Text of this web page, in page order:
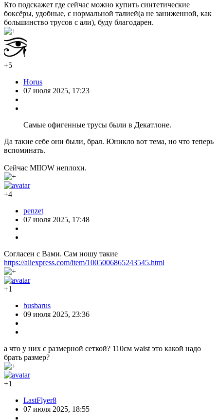
Кто подскажет где сейчас можно купить синтетические
боксёры, удобные, с нормальной талией(а не заниженной, как
большинство трусов с али), буду благодарен.
+5
Horus
07 июля 2025, 17:23
Самые офигенные трусы были в Декатлоне.
Да такие себе они были, брал. Юникло вот тема, но что теперь
вспоминать.
Сейчас MIIOW неплохи.
+4
penzet
07 июля 2025, 17:48
Согласен с Вами. Сам ношу такие
https://aliexpress.com/item/1005006865243545.html
+1
busbarus
09 июля 2025, 23:36
а что у них с размерной сеткой? 110см waist это какой надо
брать размер?
+1
LastFlyer8
07 июля 2025, 18:55